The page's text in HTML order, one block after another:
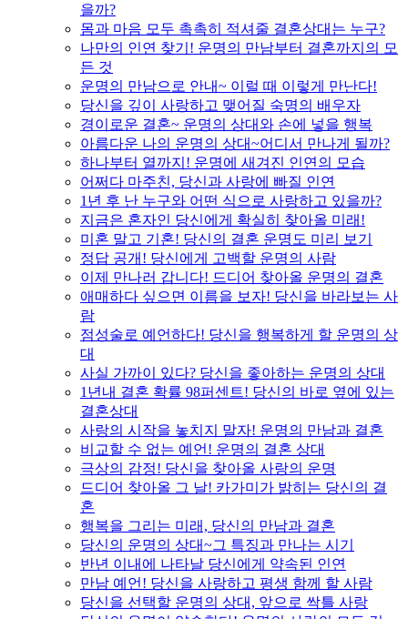
을까?
몸과 마음 모두 촉촉히 적셔줄 결혼상대는 누구?
나만의 인연 찾기! 운명의 만남부터 결혼까지의 모
든 것
운명의 만남으로 안내~ 이럴 때 이렇게 만난다!
당신을 깊이 사랑하고 맺어질 숙명의 배우자
경이로운 결혼~ 운명의 상대와 손에 넣을 행복
아름다운 나의 운명의 상대~어디서 만나게 될까?
하나부터 열까지! 운명에 새겨진 인연의 모습
어쩌다 마주친, 당신과 사랑에 빠질 인연
1년 후 난 누구와 어떤 식으로 사랑하고 있을까?
지금은 혼자인 당신에게 확실히 찾아올 미래!
미혼 말고 기혼! 당신의 결혼 운명도 미리 보기
정답 공개! 당신에게 고백할 운명의 사람
이제 만나러 갑니다! 드디어 찾아올 운명의 결혼
애매하다 싶으면 이름을 보자! 당신을 바라보는 사
람
점성술로 예언하다! 당신을 행복하게 할 운명의 상
대
사실 가까이 있다? 당신을 좋아하는 운명의 상대
1년내 결혼 확률 98퍼센트! 당신의 바로 옆에 있는
결혼상대
사랑의 시작을 놓치지 말자! 운명의 만남과 결혼
비교할 수 없는 예언! 운명의 결혼 상대
극상의 감정! 당신을 찾아올 사랑의 운명
드디어 찾아올 그 날! 카가미가 밝히는 당신의 결
혼
행복을 그리는 미래, 당신의 만남과 결혼
당신의 운명의 상대~그 특징과 만나는 시기
반년 이내에 나타날 당신에게 약속된 인연
만남 예언! 당신을 사랑하고 평생 함께 할 사람
당신을 선택할 운명의 상대, 앞으로 싹틀 사랑